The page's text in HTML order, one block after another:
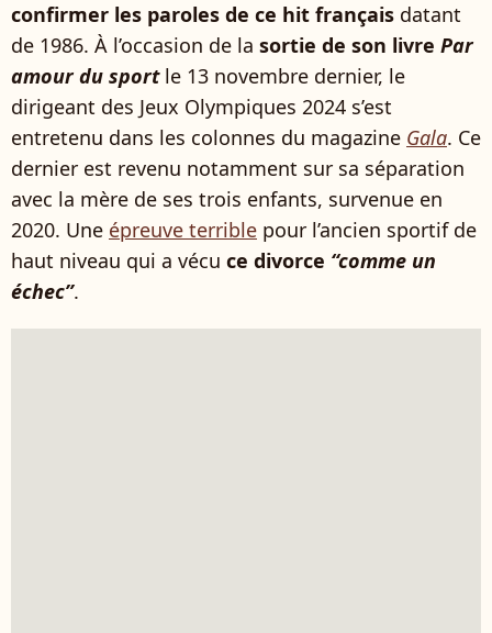
confirmer les paroles de ce hit français datant
de 1986. À l’occasion de la sortie de son livre Par
amour du sportle 13 novembre dernier, le
dirigeant des Jeux Olympiques 2024 s’est
entretenu dans les colonnes du magazine Gala. Ce
dernier est revenu notamment sur sa séparation
avec la mère de ses trois enfants, survenue en
2020. Une épreuve terrible pour l’ancien sportif de
haut niveau qui a vécu ce divorce “comme un
échec”.